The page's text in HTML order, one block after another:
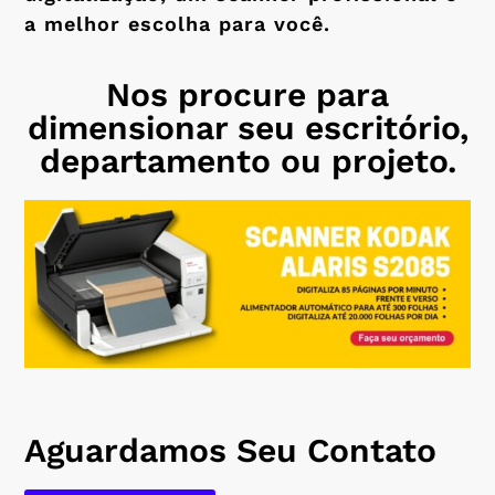
a melhor escolha para você.
Nos procure para
dimensionar seu escritório,
departamento ou projeto.
Aguardamos Seu Contato